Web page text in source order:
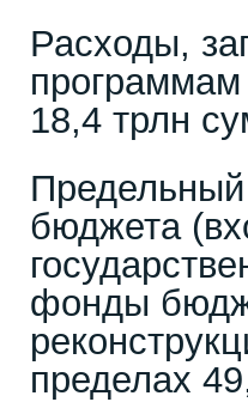
Расходы,
программам
18,4 трлн
бюджета
фонды
пределах